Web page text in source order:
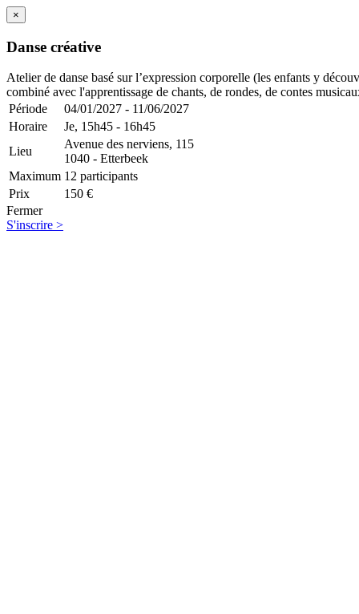
×
Danse créative
Atelier de danse basé sur l’expression corporelle (les enfants y
combiné avec l'apprentissage de chants, de rondes, de contes
Période
04/01/2027 - 11/06/2027
Horaire
Je, 15h45 - 16h45
Lieu
Avenue des nerviens, 115
1040 - Etterbeek
Maximum 12 participants
Prix
150 €
Fermer
S'inscrire >